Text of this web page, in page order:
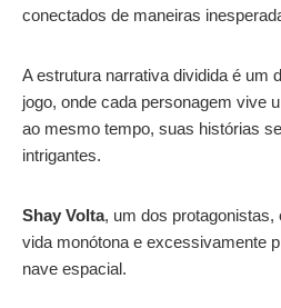
conectados de maneiras
A estrutura narrativa dividida é um
jogo, onde cada personagem vive
ao mesmo tempo, suas histórias
intrigantes.
Shay Volta, um dos
vida monótona e excessivamente
nave espacial.